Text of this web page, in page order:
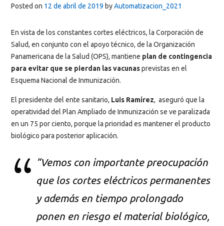
Posted on 12 de abril de 2019 byAutomatizacion_2021
En vista de los constantes cortes eléctricos, la Corporación de
Salud, en conjunto con el apoyo técnico, de la Organización
Panamericana de la Salud (OPS), mantiene plan de contingencia
para evitar que se pierdan las vacunasprevistas en el
Esquema Nacional de Inmunización.
El presidente del ente sanitario, Luis Ramírez, aseguró que la
operatividad del Plan Ampliado de Inmunización se ve paralizada
en un 75 por ciento, porque la prioridad es mantener el producto
biológico para posterior aplicación.
“Vemos con importante preocupación
que los cortes eléctricos permanentes
y además en tiempo prolongado
ponen en riesgo el material biológico,